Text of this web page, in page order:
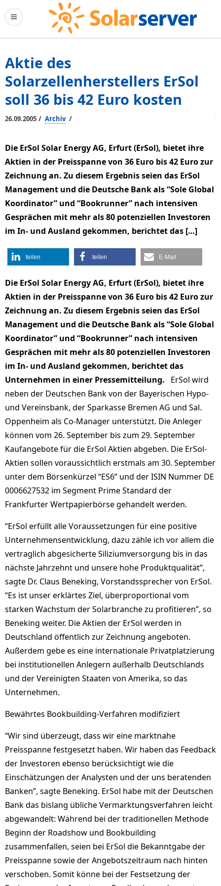
Aktie des
Solarzellenherstellers ErSol
soll 36 bis 42 Euro kosten
26.09.2005 / Archiv /
Die ErSol Solar Energy AG, Erfurt (ErSol), bietet ihre
Aktien in der Preisspanne von 36 Euro bis 42 Euro zur
Zeichnung an. Zu diesem Ergebnis seien das ErSol
Management und die Deutsche Bank als “Sole Global
Koordinator” und “Bookrunner” nach intensiven
Gesprächen mit mehr als 80 potenziellen Investoren
im In- und Ausland gekommen, berichtet das […]
teilen teilen E-Mail
Die ErSol Solar Energy AG, Erfurt (ErSol), bietet ihre
Aktien in der Preisspanne von 36 Euro bis 42 Euro zur
Zeichnung an. Zu diesem Ergebnis seien das ErSol
Management und die Deutsche Bank als “Sole Global
Koordinator” und “Bookrunner” nach intensiven
Gesprächen mit mehr als 80 potenziellen Investoren
im In- und Ausland gekommen, berichtet das
Unternehmen in einer Pressemitteilung. ErSol wird
neben der Deutschen Bank von der Bayerischen Hypo-
und Vereinsbank, der Sparkasse Bremen AG und Sal.
Oppenheim als Co-Manager unterstützt. Die Anleger
können vom 26. September bis zum 29. September
Kaufangebote für die ErSol Aktien abgeben. Die ErSol-
Aktien sollen voraussichtlich erstmals am 30. September
unter dem Börsenkürzel “ES6” und der ISIN Nummer DE
0006627532 im Segment Prime Standard der
Frankfurter Wertpapierbörse gehandelt werden.
“ErSol erfüllt alle Voraussetzungen für eine positive
Unternehmensentwicklung, dazu zähle ich vor allem die
vertraglich abgesicherte Siliziumversorgung bis in das
nächste Jahrzehnt und unsere hohe Produktqualität”,
sagte Dr. Claus Beneking, Vorstandssprecher von ErSol.
“Es ist unser erklärtes Ziel, überproportional vom
starken Wachstum der Solarbranche zu profitieren”, so
Beneking weiter. Die Aktien der ErSol werden in
Deutschland öffentlich zur Zeichnung angeboten.
Außerdem gebe es eine internationale Privatplatzierung
bei institutionellen Anlegern außerhalb Deutschlands
und der Vereinigten Staaten von Amerika, so das
Unternehmen.
Bewährtes Bookbuilding-Verfahren modifiziert
“Wir sind überzeugt, dass wir eine marktnahe
Preisspanne festgesetzt haben. Wir haben das Feedback
der Investoren ebenso berücksichtigt wie die
Einschätzungen der Analysten und der uns beratenden
Banken”, sagte Beneking. ErSol habe mit der Deutschen
Bank das bislang übliche Vermarktungsverfahren leicht
abgewandelt: Während bei der traditionellen Methode
Beginn der Roadshow und Bookbuilding
zusammenfallen, seien bei ErSol die Bekanntgabe der
Preisspanne sowie der Angebotszeitraum nach hinten
verschoben. Somit könne bei der Festsetzung der